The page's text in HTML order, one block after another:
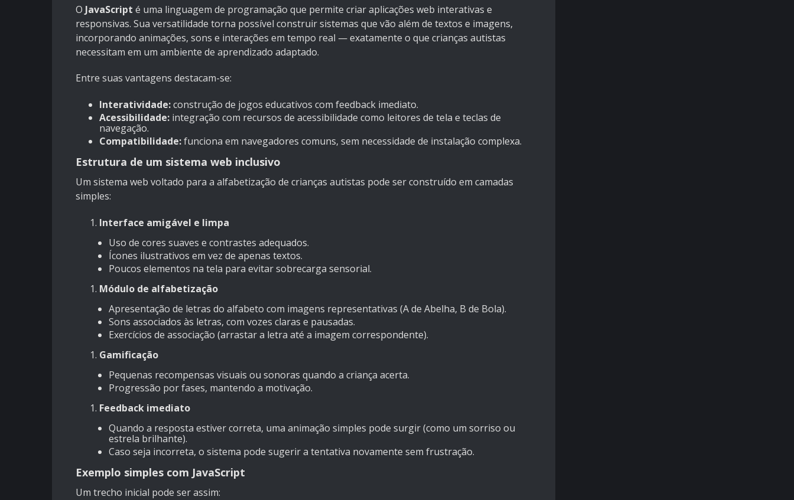
O JavaScript é uma linguagem de programação que permite criar aplicações web interativas e
responsivas. Sua versatilidade torna possível construir sistemas que vão além de textos e imagens,
incorporando animações, sons e interações em tempo real — exatamente o que crianças autistas
necessitam em um ambiente de aprendizado adaptado.
Entre suas vantagens destacam-se:
Interatividade:construção de jogos educativos com feedback imediato.
Acessibilidade: integração com recursos de acessibilidade como leitores de tela e teclas de
navegação.
Compatibilidade:funciona em navegadores comuns, sem necessidade de instalação complexa.
Estrutura de um sistema web inclusivo
Um sistema web voltado para a alfabetização de crianças autistas pode ser construído em camadas
simples:
Interface amigável e limpa
Uso de cores suaves e contrastes adequados.
Ícones ilustrativos em vez de apenas textos.
Poucos elementos na tela para evitar sobrecarga sensorial.
Módulo de alfabetização
Apresentação de letras do alfabeto com imagens representativas (A de Abelha, B de Bola).
Sons associados às letras, com vozes claras e pausadas.
Exercícios de associação (arrastar a letra até a imagem correspondente).
Gamificação
Pequenas recompensas visuais ou sonoras quando a criança acerta.
Progressão por fases, mantendo a motivação.
Feedback imediato
Quando a resposta estiver correta, uma animação simples pode surgir (como um sorriso ou
estrela brilhante).
Caso seja incorreta, o sistema pode sugerir a tentativa novamente sem frustração.
Exemplo simples com JavaScript
Um trecho inicial pode ser assim: